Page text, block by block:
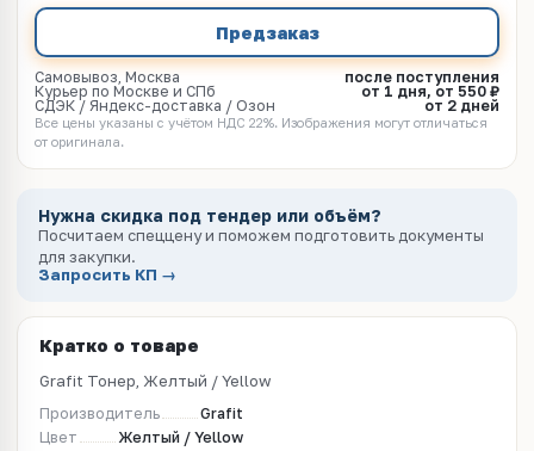
Предзаказ
Самовывоз, Москва
после поступления
Курьер по Москве и СПб
от 1 дня, от 550 ₽
СДЭК / Яндекс-доставка / Озон
от 2 дней
Все цены указаны с учётом НДС 22%. Изображения могут отличаться
от оригинала.
Нужна скидка под тендер или объём?
Посчитаем спеццену и поможем подготовить документы
для закупки.
Запросить КП →
Кратко о товаре
Grafit Тонер, Желтый / Yellow
Производитель
Grafit
Цвет
Желтый / Yellow